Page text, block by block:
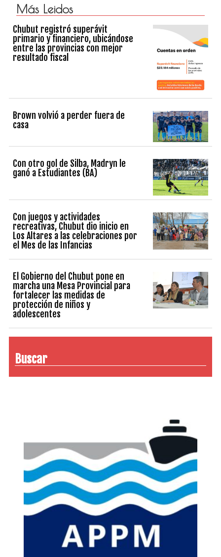
Más Leidos
Chubut registró superávit
primario y financiero, ubicándose
entre las provincias con mejor
resultado fiscal
Brown volvió a perder fuera de
casa
Con otro gol de Silba, Madryn le
ganó a Estudiantes (BA)
Con juegos y actividades
recreativas, Chubut dio inicio en
Los Altares a las celebraciones por
el Mes de las Infancias
El Gobierno del Chubut pone en
marcha una Mesa Provincial para
fortalecer las medidas de
protección de niños y
adolescentes
Buscar